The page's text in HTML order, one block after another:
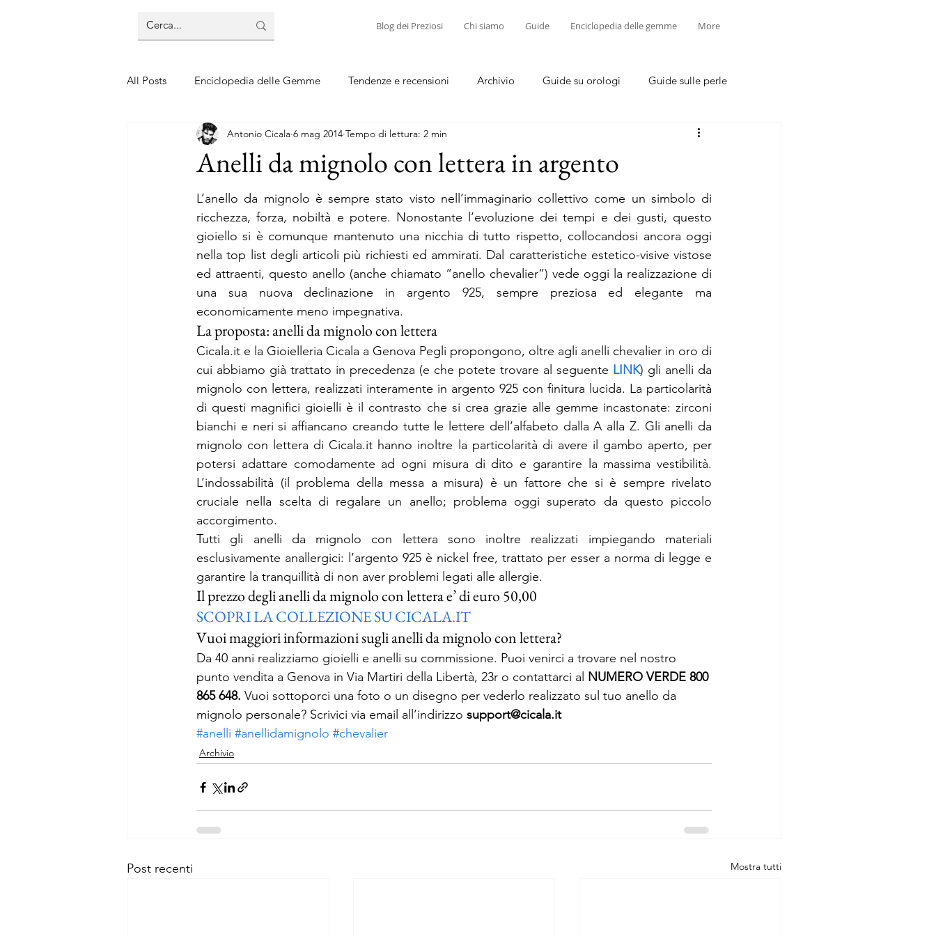
Blog dei Preziosi Chi siamo Guide Enciclopedia delle gemme More
All Posts Enciclopedia delle Gemme Tendenze e recensioni Archivio Guide su orologi Guide sulle perle
Guide sui gioielli Guide sui diamanti Guide su corallo e cammei
Anelli da mignolo con lettera in argento
Antonio Cicala 6 mag 2014 Tempo di lettura: 2 min
L’anello da mignolo è sempre stato visto nell’immaginario collettivo come un simbolo di
ricchezza, forza, nobiltà e potere. Nonostante l’evoluzione dei tempi e dei gusti, questo
gioiello si è comunque mantenuto una nicchia di tutto rispetto, collocandosi ancora oggi
nella top list degli articoli più richiesti ed ammirati. Dal caratteristiche estetico-visive vistose
ed attraenti, questo anello (anche chiamato “anello chevalier”) vede oggi la realizzazione di
una sua nuova declinazione in argento 925, sempre preziosa ed elegante ma
economicamente meno impegnativa.
La proposta: anelli da mignolo con lettera
Cicala.it e la Gioielleria Cicala a Genova Pegli propongono, oltre agli anelli chevalier in oro di
cui abbiamo già trattato in precedenza (e che potete trovare al seguente LINK) gli anelli da
mignolo con lettera, realizzati interamente in argento 925 con finitura lucida. La particolarità
di questi magnifici gioielli è il contrasto che si crea grazie alle gemme incastonate: zirconi
bianchi e neri si affiancano creando tutte le lettere dell’alfabeto dalla A alla Z. Gli anelli da
mignolo con lettera di Cicala.it hanno inoltre la particolarità di avere il gambo aperto, per
potersi adattare comodamente ad ogni misura di dito e garantire la massima vestibilità.
L’indossabilità (il problema della messa a misura) è un fattore che si è sempre rivelato
cruciale nella scelta di regalare un anello; problema oggi superato da questo piccolo
accorgimento.
Tutti gli anelli da mignolo con lettera sono inoltre realizzati impiegando materiali
esclusivamente anallergici: l’argento 925 è nickel free, trattato per esser a norma di legge e
garantire la tranquillità di non aver problemi legati alle allergie.
Il prezzo degli anelli da mignolo con lettera e’ di euro 50,00
SCOPRI LA COLLEZIONE SU CICALA.IT
Vuoi maggiori informazioni sugli anelli da mignolo con lettera?
Da 40 anni realizziamo gioielli e anelli su commissione. Puoi venirci a trovare nel nostro
punto vendita a Genova in Via Martiri della Libertà, 23r o contattarci al NUMERO VERDE 800
865 648. Vuoi sottoporci una foto o un disegno per vederlo realizzato sul tuo anello da
mignolo personale? Scrivici via email all’indirizzo support@cicala.it
#anelli #anellidamignolo #chevalier
Archivio
Post recenti Mostra tutti